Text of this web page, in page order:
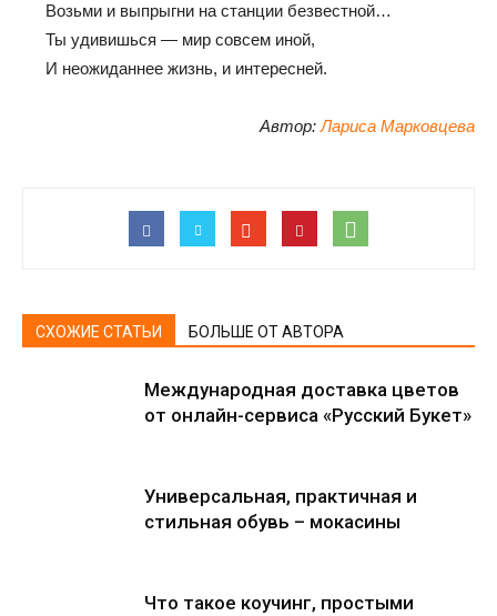
Возьми и выпрыгни на станции безвестной…
Ты удивишься — мир совсем иной,
И неожиданнее жизнь, и интересней.
Автор:Лариса Марковцева
СХОЖИЕ СТАТЬИ БОЛЬШЕ ОТ АВТОРА
Международная доставка цветов
от онлайн-сервиса «Русский Букет»
Универсальная, практичная и
стильная обувь – мокасины
Что такое коучинг, простыми